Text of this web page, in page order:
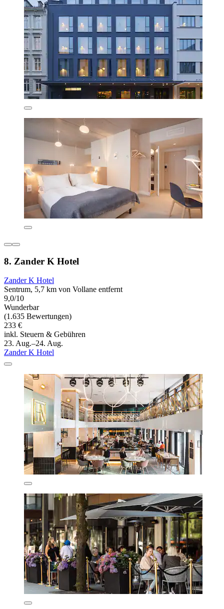
8. Zander K Hotel
Zander K Hotel
Sentrum, 5,7 km von Vollane entfernt
9,0/10
Wunderbar
(1.635 Bewertungen)
233 €
inkl. Steuern & Gebühren
23. Aug.–24. Aug.
Zander K Hotel